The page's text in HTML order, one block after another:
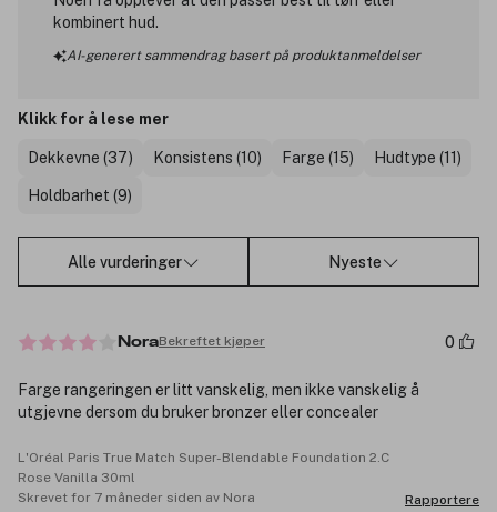
kombinert hud.
AI-generert sammendrag basert på produktanmeldelser
Klikk for å lese mer
Dekkevne (37) Konsistens (10) Farge (15) Hudtype (11)
Holdbarhet (9)
Alle vurderinger Nyeste
NoraBekreftet kjøper 0
Farge rangeringen er litt vanskelig, men ikke vanskelig å
utgjevne dersom du bruker bronzer eller concealer
L'Oréal Paris True Match Super-Blendable Foundation 2.C
Rose Vanilla 30ml
Skrevet for 7 måneder siden av Nora
Rapportere